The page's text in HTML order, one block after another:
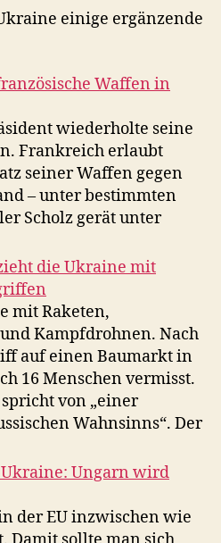
einige ergänzende
Waffen in
wiederholte seine
Frankreich erlaubt
seiner Waffen gegen
– unter bestimmten
Scholz gerät unter
die Ukraine mit
mit Raketen,
Kampfdrohnen. Nach
auf einen Baumarkt in
16 Menschen vermisst.
von „einer
Wahnsinns“. Der
Ungarn wird
der EU inzwischen wie